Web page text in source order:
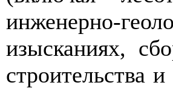
инженерно-геоло
изысканиях, сбо
строительства